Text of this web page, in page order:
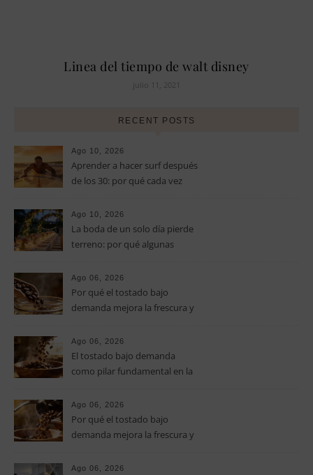
Linea del tiempo de walt disney
julio 11, 2021
RECENT POSTS
Ago 10, 2026
Aprender a hacer surf después
de los 30: por qué cada vez
vacaciones para iniciarse en
este deporte
Ago 10, 2026
La boda de un solo día pierde
terreno: por qué algunas
celebraciones de todo un fin
de semana
Ago 06, 2026
Por qué el tostado bajo
demanda mejora la frescura y
especialidad
Ago 06, 2026
El tostado bajo demanda
como pilar fundamental en la
Ago 06, 2026
Por qué el tostado bajo
demanda mejora la frescura y
especialidad
Ago 06, 2026